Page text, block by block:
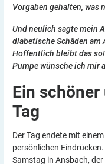
Vorgaben gehalten, was
Und neulich sagte mein
diabetische Schäden am
Hoffentlich bleibt das
Pumpe wünsche ich mir
Ein
Tag
Der Tag endete mit
persönlichen
Samstag in Ansbach, der